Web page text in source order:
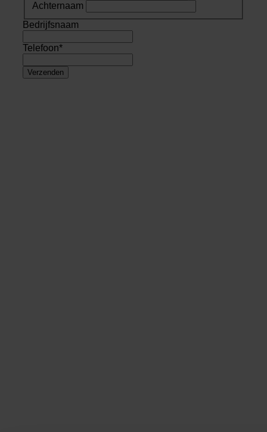
Achternaam
Bedrijfsnaam
Telefoon*